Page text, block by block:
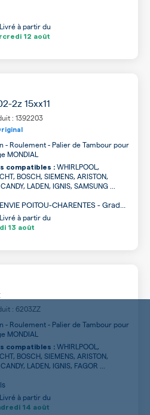
Livré à partir du
12 août
2z 15xx11
: 1392203
- Roulement - Palier de Tambour pour
MONDIAL
compatibles : WHIRLPOOL,
BOSCH, SIEMENS, ARISTON,
LADEN, IGNIS, SAMSUNG ...
ENVIE POITOU-CHARENTES - Grade
Livré à partir du
13 août
: 6203ZZ
- Roulement - Palier de Tambour pour
MONDIAL
compatibles : WHIRLPOOL,
BOSCH, SIEMENS, ARISTON,
LADEN, IGNIS, FAGOR ...
Livré à partir du
14 août